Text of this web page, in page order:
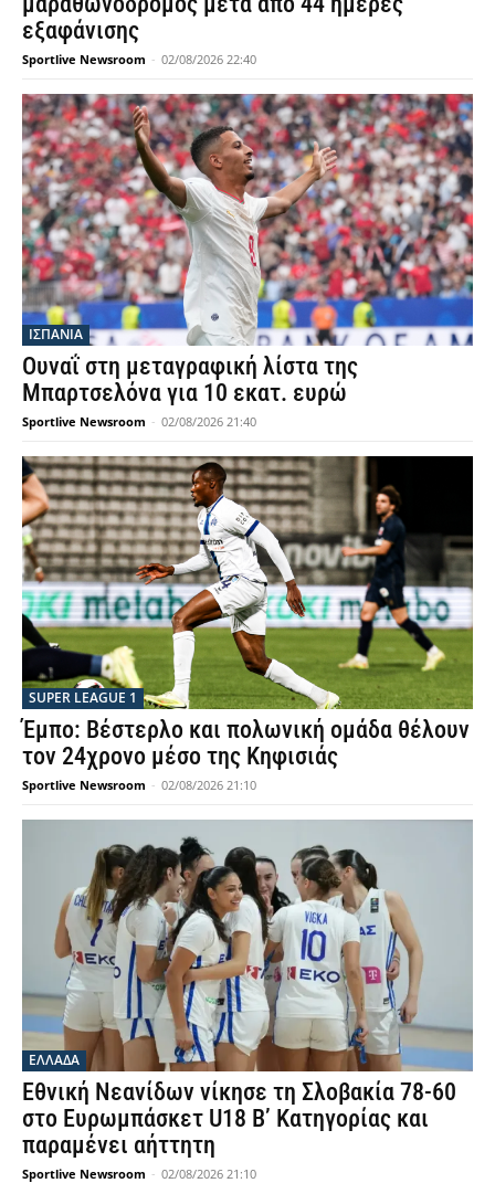
εξαφάνισης
Sportlive Newsroom - 02/08/2026 22:40
ΙΣΠΑΝΙΑ
Ουναΐ στη μεταγραφική λίστα της
Μπαρτσελόνα για 10 εκατ. ευρώ
Sportlive Newsroom - 02/08/2026 21:40
SUPER LEAGUE 1
Έμπο: Βέστερλο και πολωνική ομάδα θέλουν
τον 24χρονο μέσο της Κηφισιάς
Sportlive Newsroom - 02/08/2026 21:10
ΕΛΛΑΔΑ
Εθνική Νεανίδων νίκησε τη Σλοβακία 78-60
στο Ευρωμπάσκετ U18 Β’ Κατηγορίας και
παραμένει αήττητη
Sportlive Newsroom - 02/08/2026 21:10